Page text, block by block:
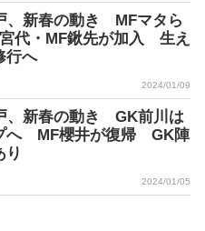
、新春の動き MFマタら
代・MF鍬先が加入 生え
行へ
2024/01/09
、新春の動き GK前川は
へ MF櫻井が復帰 GK陣
り
2024/01/05